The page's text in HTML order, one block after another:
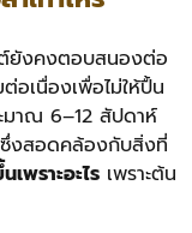
ต์ยังคงตอบสนองต่อ
อเนื่องเพื่อไม่ให้ปื้น
มาณ 6–12 สัปดาห์
งสอดคล้องกับสิ่งที่
เพราะอะไร เพราะต้น